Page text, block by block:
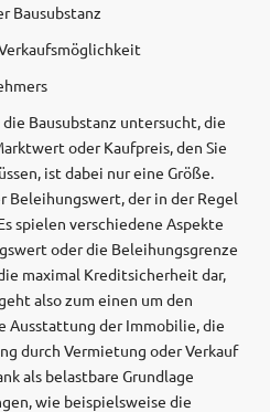
Bausubstanz
Bausubstanz untersucht, die
oder Kaufpreis, den Sie
ist dabei nur eine Größe.
Beleihungswert, der in der Regel
spielen verschiedene Aspekte
oder die Beleihungsgrenze
maximal Kreditsicherheit dar,
also zum einen um den
Ausstattung der Immobilie, die
durch Vermietung oder Verkauf
als belastbare Grundlage
wie beispielsweise die